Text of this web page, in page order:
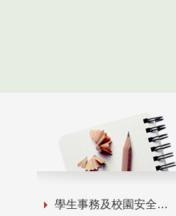
學生事務及校園安全